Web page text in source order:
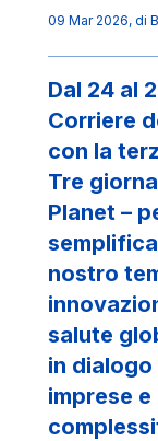
09 Mar 2026, di
Dal 24 al
Corriere
con la
Tre
Planet –
nostro
salute
in
imprese